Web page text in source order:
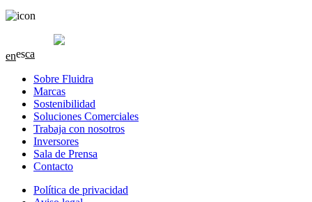
0.04 (+0.2%)
enesca
Sobre Fluidra
Marcas
Sostenibilidad
Soluciones Comerciales
Trabaja con nosotros
Inversores
Sala de Prensa
Contacto
Política de privacidad